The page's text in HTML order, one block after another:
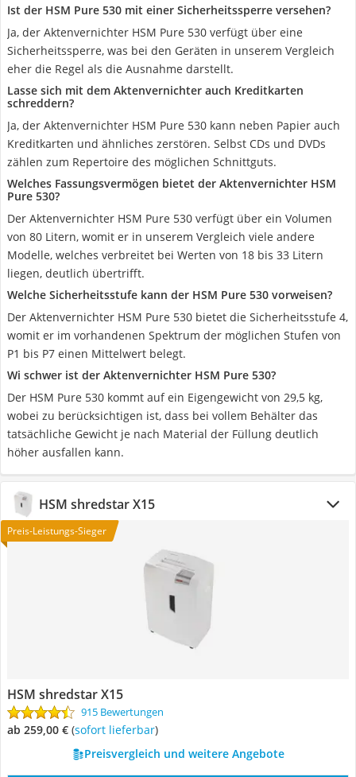
Ist der HSM Pure 530 mit einer Sicherheitssperre versehen?
Ja, der Aktenvernichter HSM Pure 530 verfügt über eine
Sicherheitssperre, was bei den Geräten in unserem Vergleich
eher die Regel als die Ausnahme darstellt.
Lasse sich mit dem Aktenvernichter auch Kreditkarten
schreddern?
Ja, der Aktenvernichter HSM Pure 530 kann neben Papier auch
Kreditkarten und ähnliches zerstören. Selbst CDs und DVDs
zählen zum Repertoire des möglichen Schnittguts.
Welches Fassungsvermögen bietet der Aktenvernichter HSM
Pure 530?
Der Aktenvernichter HSM Pure 530 verfügt über ein Volumen
von 80 Litern, womit er in unserem Vergleich viele andere
Modelle, welches verbreitet bei Werten von 18 bis 33 Litern
liegen, deutlich übertrifft.
Welche Sicherheitsstufe kann der HSM Pure 530 vorweisen?
Der Aktenvernichter HSM Pure 530 bietet die Sicherheitsstufe 4,
womit er im vorhandenen Spektrum der möglichen Stufen von
P1 bis P7 einen Mittelwert belegt.
Wi schwer ist der Aktenvernichter HSM Pure 530?
Der HSM Pure 530 kommt auf ein Eigengewicht von 29,5 kg,
wobei zu berücksichtigen ist, dass bei vollem Behälter das
tatsächliche Gewicht je nach Material der Füllung deutlich
höher ausfallen kann.
HSM shredstar X15
Preis-Leistungs-Sieger
HSM shredstar X15
915 Bewertungen
ab 259,00 € ( Sofort lieferbar)
Preisvergleich und weitere Angebote